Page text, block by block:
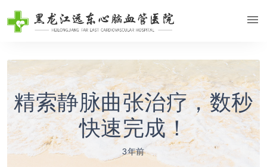
精索静脉曲张治疗，数秒
快速完成！
3年前